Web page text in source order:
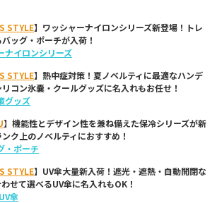
STYLE】ワッシャーナイロンシリーズ新登場！トレ
ッグ・ポーチが入荷！
ナイロンシリーズ
STYLE】熱中症対策！夏ノベルティに最適なハンデ
コン氷嚢・クールグッズに名入れもお任せ！
グッズ
】機能性とデザイン性を兼ね備えた保冷シリーズが新
ク上のノベルティにおすすめ！
・ポーチ
STYLE】UV傘大量新入荷！遮光・遮熱・自動開閉な
せて選べるUV傘に名入れもOK！
傘